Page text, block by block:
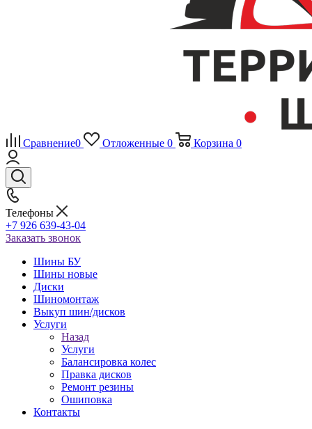
Сравнение0 Отложенные 0 Корзина 0
Телефоны
+7 926 639-43-04
Заказать звонок
Шины БУ
Шины новые
Диски
Шиномонтаж
Выкуп шин/дисков
Услуги
Назад
Услуги
Балансировка колес
Правка дисков
Ремонт резины
Ошиповка
Контакты